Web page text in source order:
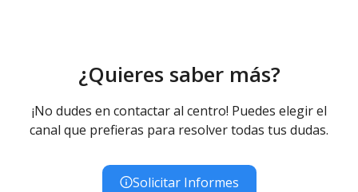
¿Quieres saber más?
¡No dudes en contactar al centro! Puedes elegir el
canal que prefieras para resolver todas tus dudas.
Solicitar Informes